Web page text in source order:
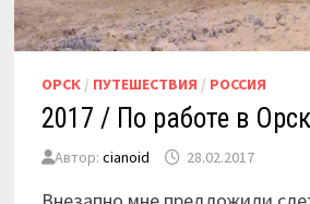
ОРСК/ ПУТЕШЕСТВИЯ / РОССИЯ
2017 / По работе в Орск
Автор: cianoid 28.02.2017